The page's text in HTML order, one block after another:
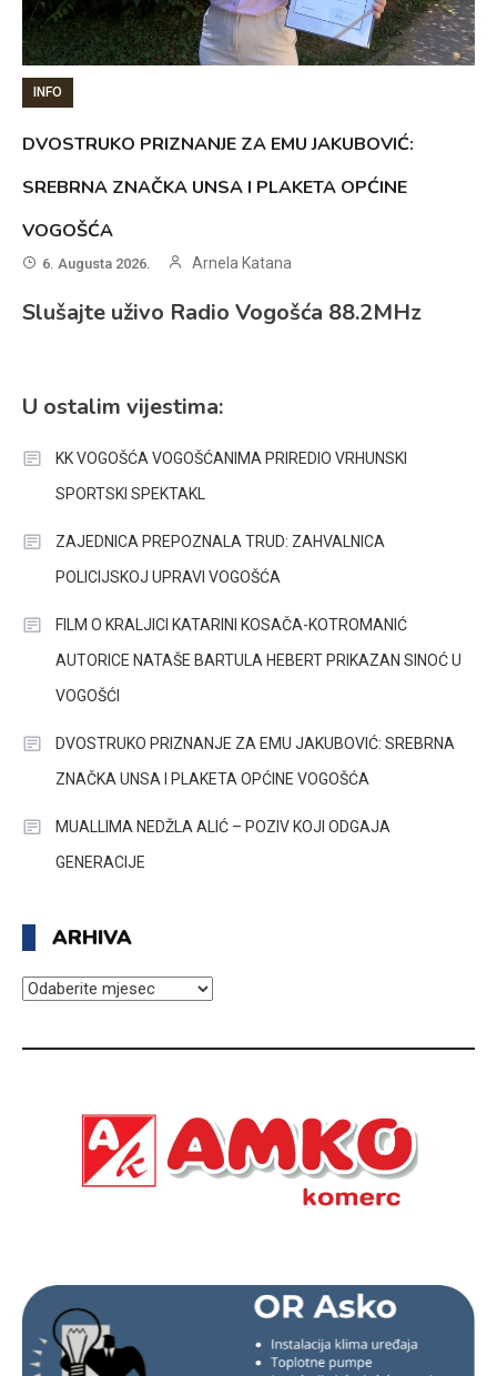
INFO
DVOSTRUKO PRIZNANJE ZA EMU JAKUBOVIĆ:
SREBRNA ZNAČKA UNSA I PLAKETA OPĆINE
VOGOŠĆA
6. Augusta 2026. Arnela Katana
Slušajte uživo Radio Vogošća 88.2MHz
U ostalim vijestima:
KK VOGOŠĆA VOGOŠĆANIMA PRIREDIO VRHUNSKI
SPORTSKI SPEKTAKL
ZAJEDNICA PREPOZNALA TRUD: ZAHVALNICA
POLICIJSKOJ UPRAVI VOGOŠĆA
FILM O KRALJICI KATARINI KOSAČA-KOTROMANIĆ
AUTORICE NATAŠE BARTULA HEBERT PRIKAZAN SINOĆ U
VOGOŠĆI
DVOSTRUKO PRIZNANJE ZA EMU JAKUBOVIĆ: SREBRNA
ZNAČKA UNSA I PLAKETA OPĆINE VOGOŠĆA
MUALLIMA NEDŽLA ALIĆ – POZIV KOJI ODGAJA
GENERACIJE
ARHIVA
ARHIVA